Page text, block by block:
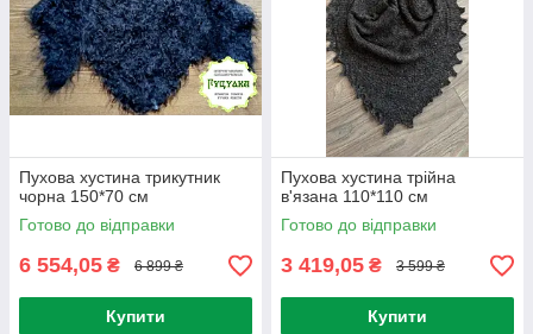
Пухова хустина трикутник
чорна 150*70 см
Готово до відправки
6 554,05 ₴ 6 899 ₴
Купити
Пухова хустина трійна
в'язана 110*110 см
Готово до відправки
3 419,05 ₴ 3 599 ₴
Купити